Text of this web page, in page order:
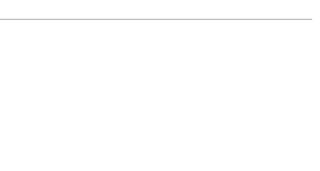
ている投与量を明らかにするこ
れた。
た研究者により、事前に定めら